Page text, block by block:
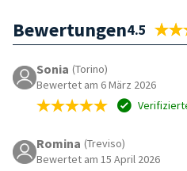
Bewertungen4.5
Sonia (Torino)
Bewertet am 6 März 2026
Romina (Treviso)
Bewertet am 15 April 2026